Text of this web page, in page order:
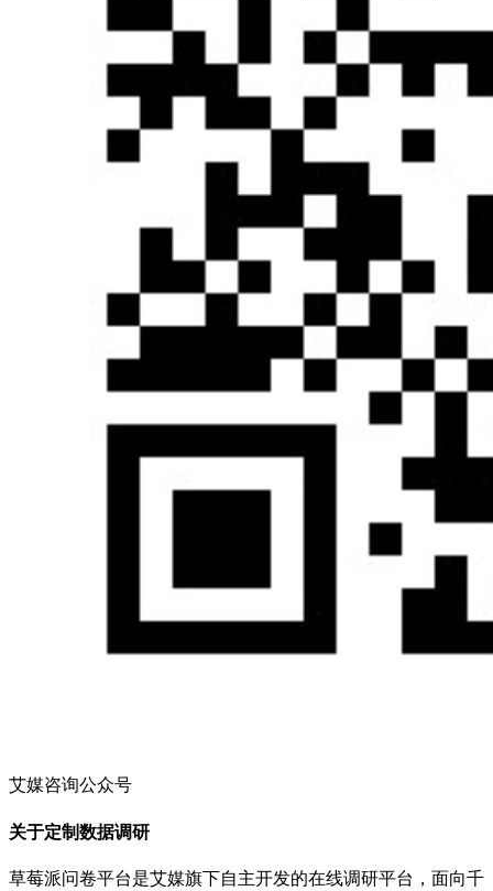
艾媒咨询公众号
关于定制数据调研
草莓派问卷平台是艾媒旗下自主开发的在线调研平台，面向千